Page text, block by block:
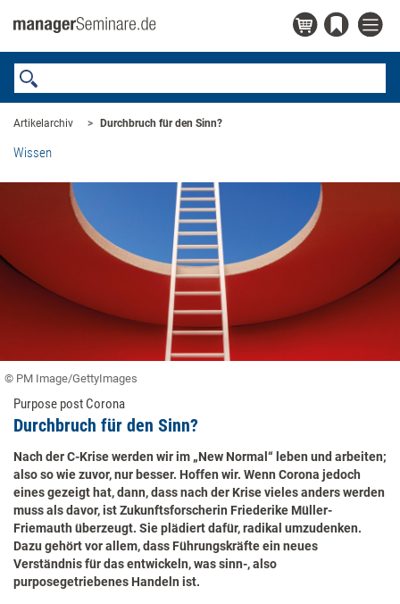
Artikelarchiv Durchbruch für den Sinn?
Wissen
© PM Image/GettyImages
Purpose post Corona
Durchbruch für den Sinn?
Nach der C-Krise werden wir im „New Normal“ leben und arbeiten;
also so wie zuvor, nur besser. Hoffen wir. Wenn Corona jedoch
eines gezeigt hat, dann, dass nach der Krise vieles anders werden
muss als davor, ist Zukunftsforscherin Friederike Müller-
Friemauth überzeugt. Sie plädiert dafür, radikal umzudenken.
Dazu gehört vor allem, dass Führungskräfte ein neues
Verständnis für das entwickeln, was sinn-, also
purposegetriebenes Handeln ist.